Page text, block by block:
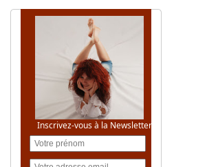
Inscrivez-vous à la Newsletter